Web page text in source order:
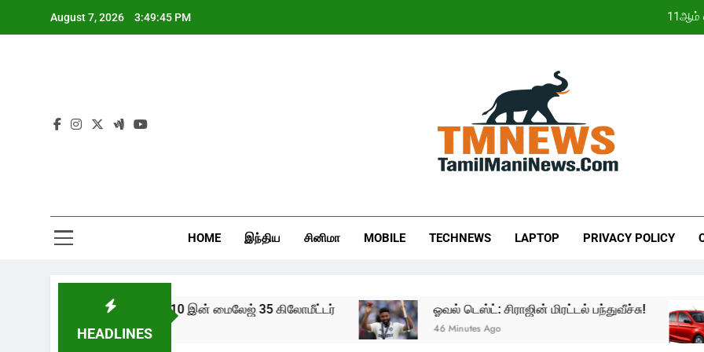
August 7, 2026 3:49:45 PM 11ஆம்
ஜூலையில் கார் விற்பனை
HOME இந்திய சினிமா MOBILE TECHNEWS LAPTOP PRIVACY POLICY
HEADLINES
புதிய ஆல்டோ கே10 இன் மைலேஜ் 35 கிலோமீட்டர்
2 Years Ago
ஓவல் டெஸ்ட்: சிராஜின் மிரட்டல் பந்துவீச்சு!
46 Minutes Ago